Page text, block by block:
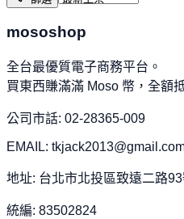
mososhop
全台最優質電子商務平台。
買東西賺滿滿 Moso 幣，全額
公司市話: 02-28365-009
EMAIL:
地址: 台北市北投區致遠二路
統編: 83502824